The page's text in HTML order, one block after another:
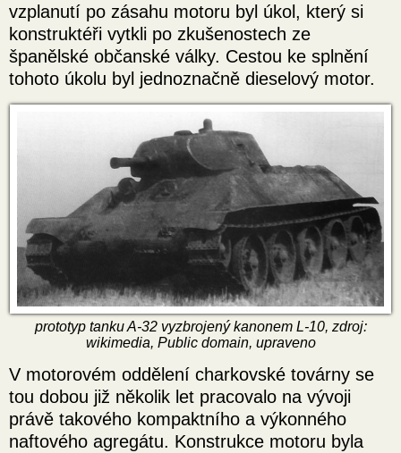
vzplanutí po zásahu motoru byl úkol, který si
konstruktéři vytkli po zkušenostech ze
španělské občanské války. Cestou ke splnění
tohoto úkolu byl jednoznačně dieselový motor.
prototyp tanku A-32 vyzbrojený kanonem L-10, zdroj:
wikimedia, Public domain, upraveno
V motorovém oddělení charkovské továrny se
tou dobou již několik let pracovalo na vývoji
právě takového kompaktního a výkonného
naftového agregátu. Konstrukce motoru byla